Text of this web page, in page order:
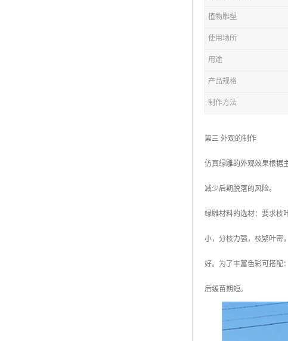
植物雕塑
使用场所
用途
产品规格
制作方法
第三 外观的制作
仿真绿雕的外观效果根据
减少后期脱落的风险。
绿雕材料的选材：要求枝
小，分枝力强，枝繁叶密
好。为了丰富色彩可搭配
后缓苗期短。